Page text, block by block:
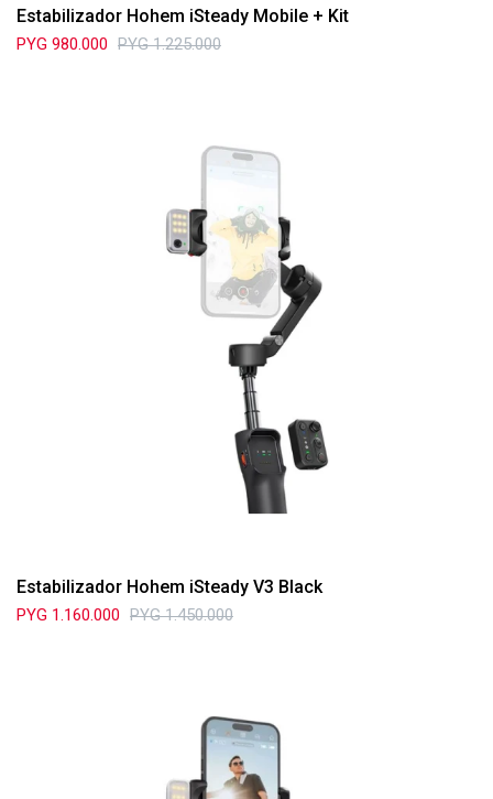
Estabilizador Hohem iSteady Mobile + Kit
PYG 980.000 PYG 1.225.000
Estabilizador Hohem iSteady V3 Black
PYG 1.160.000 PYG 1.450.000